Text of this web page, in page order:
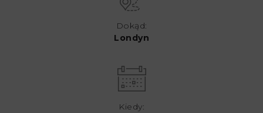
Dokąd:
Londyn
Kiedy: